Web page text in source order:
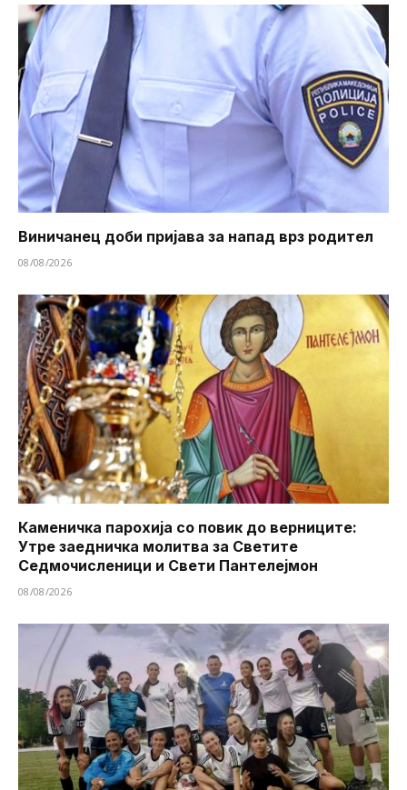
Виничанец доби пријава за напад врз родител
08/08/2026
Каменичка парохија со повик до верниците:
Утре заедничка молитва за Светите
Седмочисленици и Свети Пантелејмон
08/08/2026